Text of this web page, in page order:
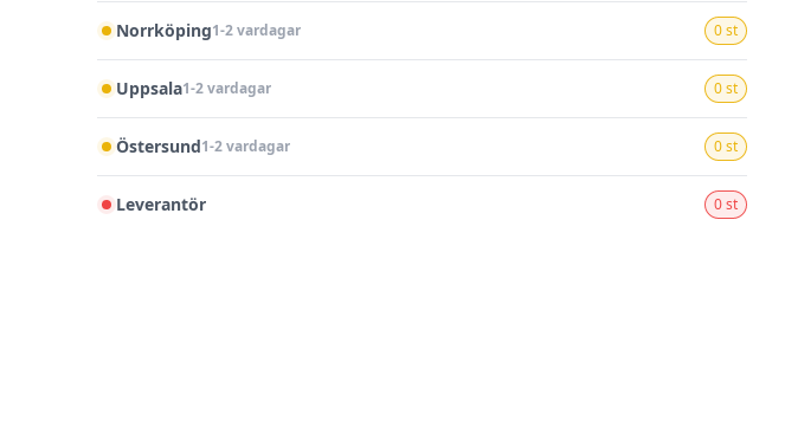
Norrköping1-2 vardagar 0 st
Uppsala1-2 vardagar 0 st
Östersund1-2 vardagar 0 st
Leverantör 0 st